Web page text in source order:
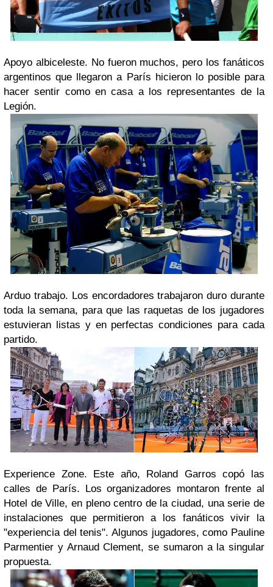
Apoyo albiceleste. No fueron muchos, pero los fanáticos
argentinos que llegaron a París hicieron lo posible para
hacer sentir como en casa a los representantes de la
Legión.
Arduo trabajo. Los encordadores trabajaron duro durante
toda la semana, para que las raquetas de los jugadores
estuvieran listas y en perfectas condiciones para cada
partido.
Experience Zone. Este año, Roland Garros copó las
calles de París. Los organizadores montaron frente al
Hotel de Ville, en pleno centro de la ciudad, una serie de
instalaciones que permitieron a los fanáticos vivir la
"experiencia del tenis". Algunos jugadores, como Pauline
Parmentier y Arnaud Clement, se sumaron a la singular
propuesta.